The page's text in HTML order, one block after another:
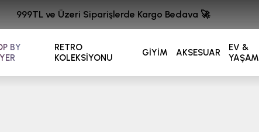
BY
RETRO
KOLEKSİYONU
GİYİM AKSESUAR
EV &
YAŞAM
999TL ve Üzeri Siparişlerde Kargo Bedava 🚀